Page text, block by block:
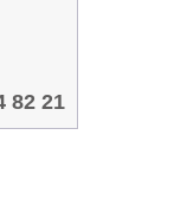
82 21